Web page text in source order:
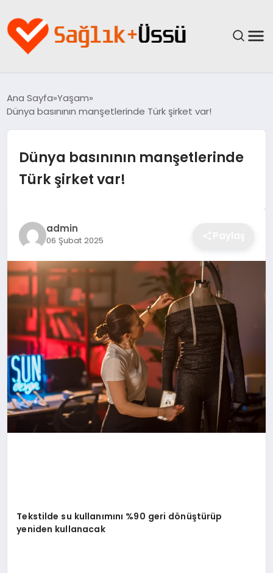
YAŞAM
SAĞLIK
GÜNCEL
BESLENME
Ana Sayfa Yaşam
Dünya basınının manşetlerinde Türk şirket var!
Dünya basınının manşetlerinde
Türk şirket var!
admin
06 Şubat 2025
Tekstilde su kullanımını %90 geri dönüştürüp
yeniden kullanacak